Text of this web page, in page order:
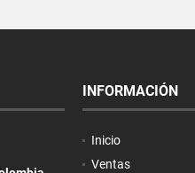
INFORMACIÓN
Inicio
Ventas